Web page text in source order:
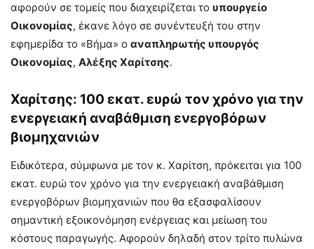
αφορούν σε τομείς που διαχειρίζεται το υπουργείο
Οικονομίας, έκανε λόγο σε συνέντευξή του στην
εφημερίδα το «Βήμα» ο αναπληρωτής υπουργός
Οικονομίας, Αλέξης Χαρίτσης.
Χαρίτσης: 100 εκατ. ευρώ τον χρόνο για την
ενεργειακή αναβάθμιση ενεργοβόρων
βιομηχανιών
Ειδικότερα, σύμφωνα με τον κ. Χαρίτση, πρόκειται για 100
εκατ. ευρώ τον χρόνο για την ενεργειακή αναβάθμιση
ενεργοβόρων βιομηχανιών που θα εξασφαλίσουν
σημαντική εξοικονόμηση ενέργειας και μείωση του
κόστους παραγωγής. Αφορούν δηλαδή στον τρίτο πυλώνα